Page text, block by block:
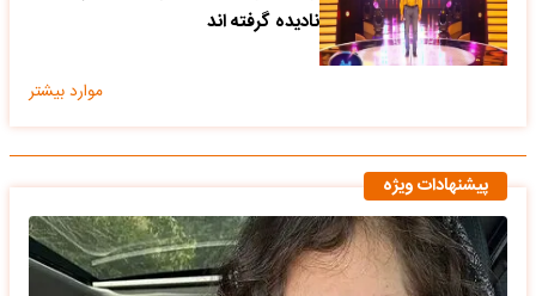
نادیده گرفته اند
موارد بیشتر
پیشنهادات ویژه